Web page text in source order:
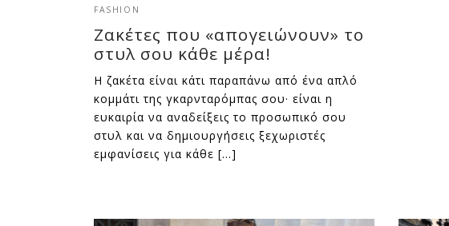
FASHION
Ζακέτες που «απογειώνουν» το
στυλ σου κάθε μέρα!
Η ζακέτα είναι κάτι παραπάνω από ένα απλό
κομμάτι της γκαρνταρόμπας σου· είναι η
ευκαιρία να αναδείξεις το προσωπικό σου
στυλ και να δημιουργήσεις ξεχωριστές
εμφανίσεις για κάθε […]